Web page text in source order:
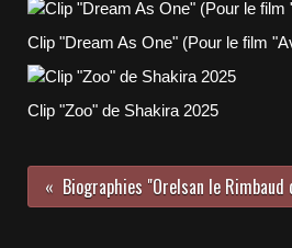
Clip "Dream As One" (Pour le film
Clip "Zoo" de Shakira 2025